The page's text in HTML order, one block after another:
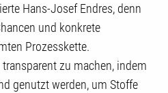
Hans-Josef Endres, denn
und konkrete
Prozesskette.
zu machen, indem
genutzt werden, um Stoffe